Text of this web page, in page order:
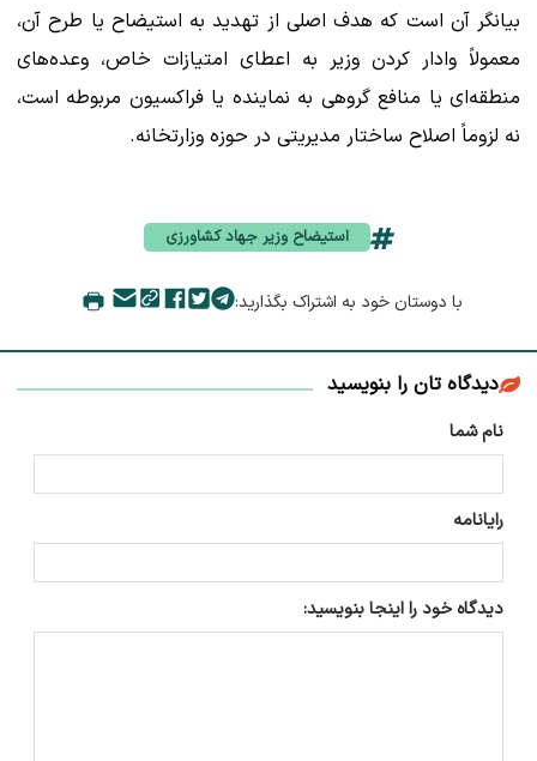
بیانگر آن است که هدف اصلی از تهدید به استیضاح یا طرح آن،
معمولاً وادار کردن وزیر به اعطای امتیازات خاص، وعده‌های
منطقه‌ای یا منافع گروهی به نماینده یا فراکسیون مربوطه است،
نه لزوماً اصلاح ساختار مدیریتی در حوزه وزارتخانه.
استیضاح وزیر جهاد کشاورزی
با دوستان خود به اشتراک بگذارید:
دیدگاه تان را بنویسید
نام شما
رایانامه
دیدگاه خود را اینجا بنویسید: